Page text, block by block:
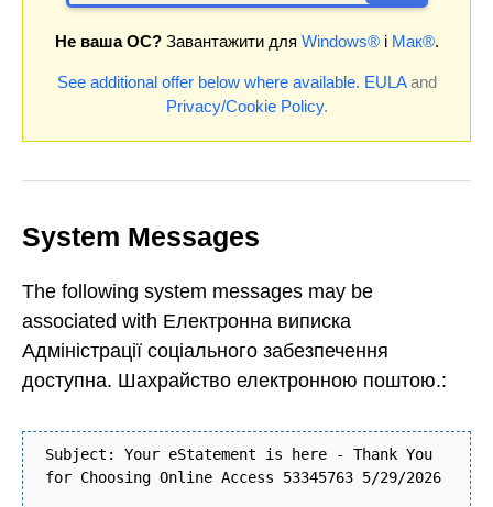
Не ваша ОС?Завантажити для Windows®і Мак®.
See additional offer below where available. EULAand
Privacy/Cookie Policy.
System Messages
The following system messages may be
associated with Електронна виписка
Адміністрації соціального забезпечення
доступна. Шахрайство електронною поштою.:
Subject: Your eStatement is here - Thank You
for Choosing Online Access 53345763 5/29/2026